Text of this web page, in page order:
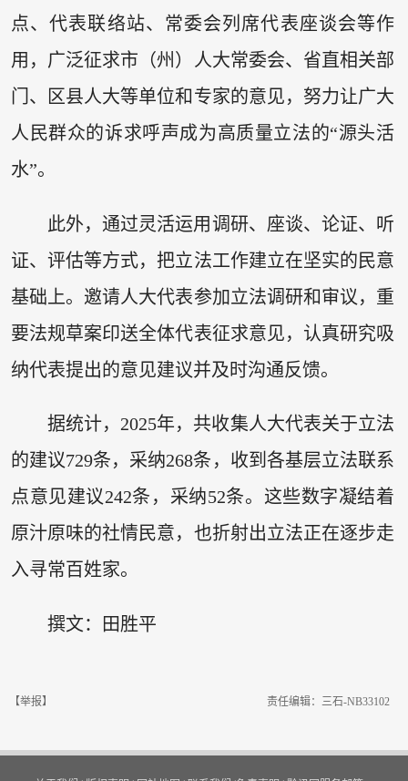
点、代表联络站、常委会列席代表座谈会等作
用，广泛征求市（州）人大常委会、省直相关部
门、区县人大等单位和专家的意见，努力让广大
人民群众的诉求呼声成为高质量立法的“源头活
水”。
此外，通过灵活运用调研、座谈、论证、听
证、评估等方式，把立法工作建立在坚实的民意
基础上。邀请人大代表参加立法调研和审议，重
要法规草案印送全体代表征求意见，认真研究吸
纳代表提出的意见建议并及时沟通反馈。
据统计，2025年，共收集人大代表关于立法
的建议729条，采纳268条，收到各基层立法联系
点意见建议242条，采纳52条。这些数字凝结着
原汁原味的社情民意，也折射出立法正在逐步走
入寻常百姓家。
撰文：田胜平
【举报】 责任编辑：三石-NB33102